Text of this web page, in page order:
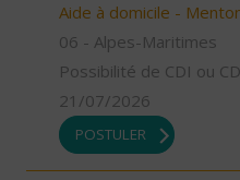
Aide à domicile -
06 - Alpes-Maritimes
Possibilité de CDI ou
21/07/2026
POSTULER